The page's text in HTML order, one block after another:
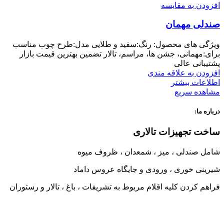
افزودن به مقایسه
صندلی مهمان
ویژگی های محصول: رنگ:سفید و طلایی مدل:طرح چوب مناسب
برای:مهمانی، جشن ها، مراسم، تالار تضمین بهترین قیمت بازار
پشتیبانی عالی
افزودن به علاقه مندی
اطلاعات بیشتر
مشاهده سریع
درباره ما:
ساخت تجهیزات تالاری
شامل صندلی ، میز ، شمعدان ، ظروف میوه
شیرینی خوری ، ورودی و جایگاه عروس داماد
فراهم کردن کلیه اقلام مربوط به تشریفات ، باغ ، تالار و رستوران